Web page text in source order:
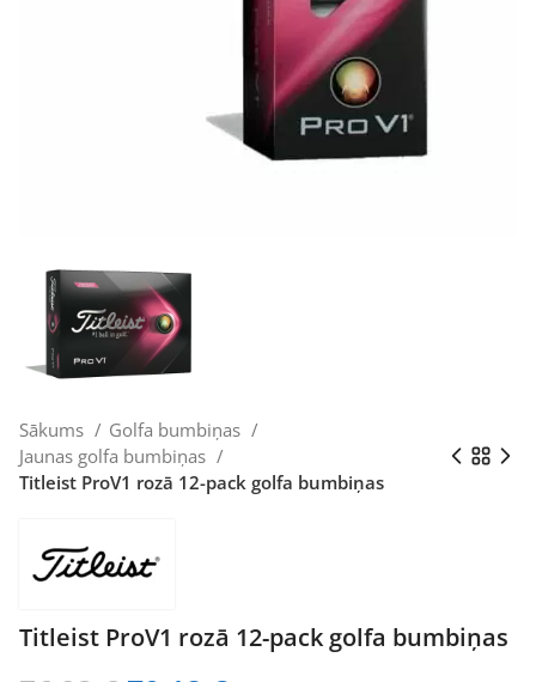
Sākums
Golfa bumbiņas
Jaunas golfa bumbiņas
Titleist ProV1 rozā 12-pack golfa bumbiņas
Titleist ProV1 rozā 12-pack golfa bumbiņas